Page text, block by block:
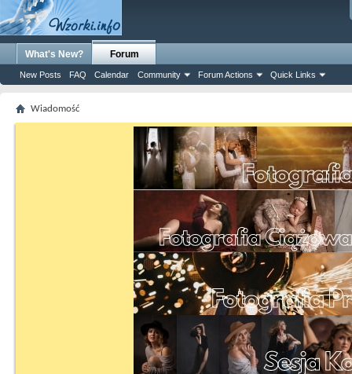
What's New? Forum
New Posts FAQ Calendar Community Forum Actions Quick Links
Wiadomość